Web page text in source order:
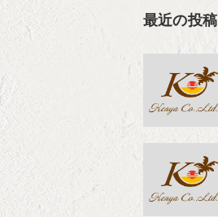
最近の投稿